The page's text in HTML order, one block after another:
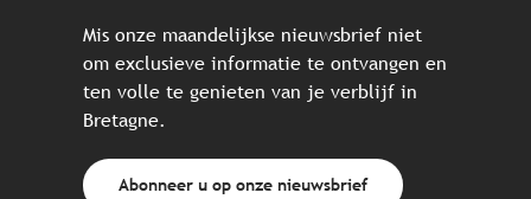
Mis onze maandelijkse nieuwsbrief niet
om exclusieve informatie te ontvangen en
ten volle te genieten van je verblijf in
Bretagne.
Abonneer u op onze nieuwsbrief